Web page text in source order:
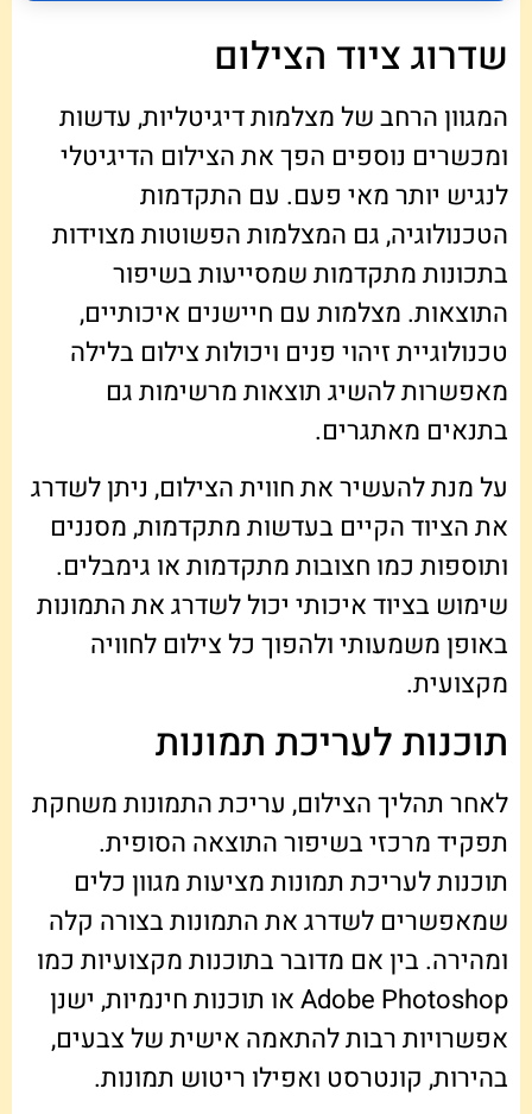
שדרוג ציוד הצילום
המגוון הרחב של מצלמות דיגיטליות, עדשות
ומכשרים נוספים הפך את הצילום הדיגיטלי
לנגיש יותר מאי פעם. עם התקדמות
הטכנולוגיה, גם המצלמות הפשוטות מצוידות
בתכונות מתקדמות שמסייעות בשיפור
התוצאות. מצלמות עם חיישנים איכותיים,
טכנולוגיית זיהוי פנים ויכולות צילום בלילה
מאפשרות להשיג תוצאות מרשימות גם
בתנאים מאתגרים.
על מנת להעשיר את חווית הצילום, ניתן לשדרג
את הציוד הקיים בעדשות מתקדמות, מסננים
ותוספות כמו חצובות מתקדמות או גימבלים.
שימוש בציוד איכותי יכול לשדרג את התמונות
באופן משמעותי ולהפוך כל צילום לחוויה
מקצועית.
תוכנות לעריכת תמונות
לאחר תהליך הצילום, עריכת התמונות משחקת
תפקיד מרכזי בשיפור התוצאה הסופית.
תוכנות לעריכת תמונות מציעות מגוון כלים
שמאפשרים לשדרג את התמונות בצורה קלה
ומהירה. בין אם מדובר בתוכנות מקצועיות כמו
Adobe Photoshop או תוכנות חינמיות, ישנן
אפשרויות רבות להתאמה אישית של צבעים,
בהירות, קונטרסט ואפילו ריטוש תמונות.